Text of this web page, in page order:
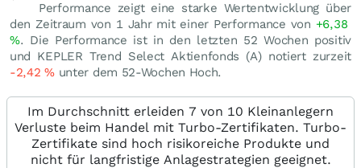
Performance zeigt eine starke Wertentwicklung über
den Zeitraum von 1 Jahr mit einer Performance von +6,38
%. Die Performance ist in den letzten 52 Wochen positiv
und KEPLER Trend Select Aktienfonds (A) notiert zurzeit
-2,42%unter dem 52-Wochen Hoch.
Im Durchschnitt erleiden 7 von 10 Kleinanlegern
Verluste beim Handel mit Turbo-Zertifikaten. Turbo-
Zertifikate sind hoch risikoreiche Produkte und
nicht für langfristige Anlagestrategien geeignet.